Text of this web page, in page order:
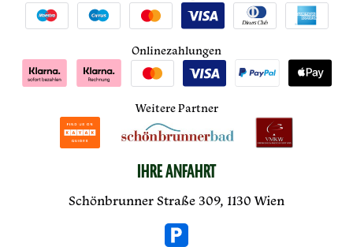
Onlinezahlungen
Weitere Partner
IHRE ANFAHRT
Schönbrunner Straße 309, 1130 Wien